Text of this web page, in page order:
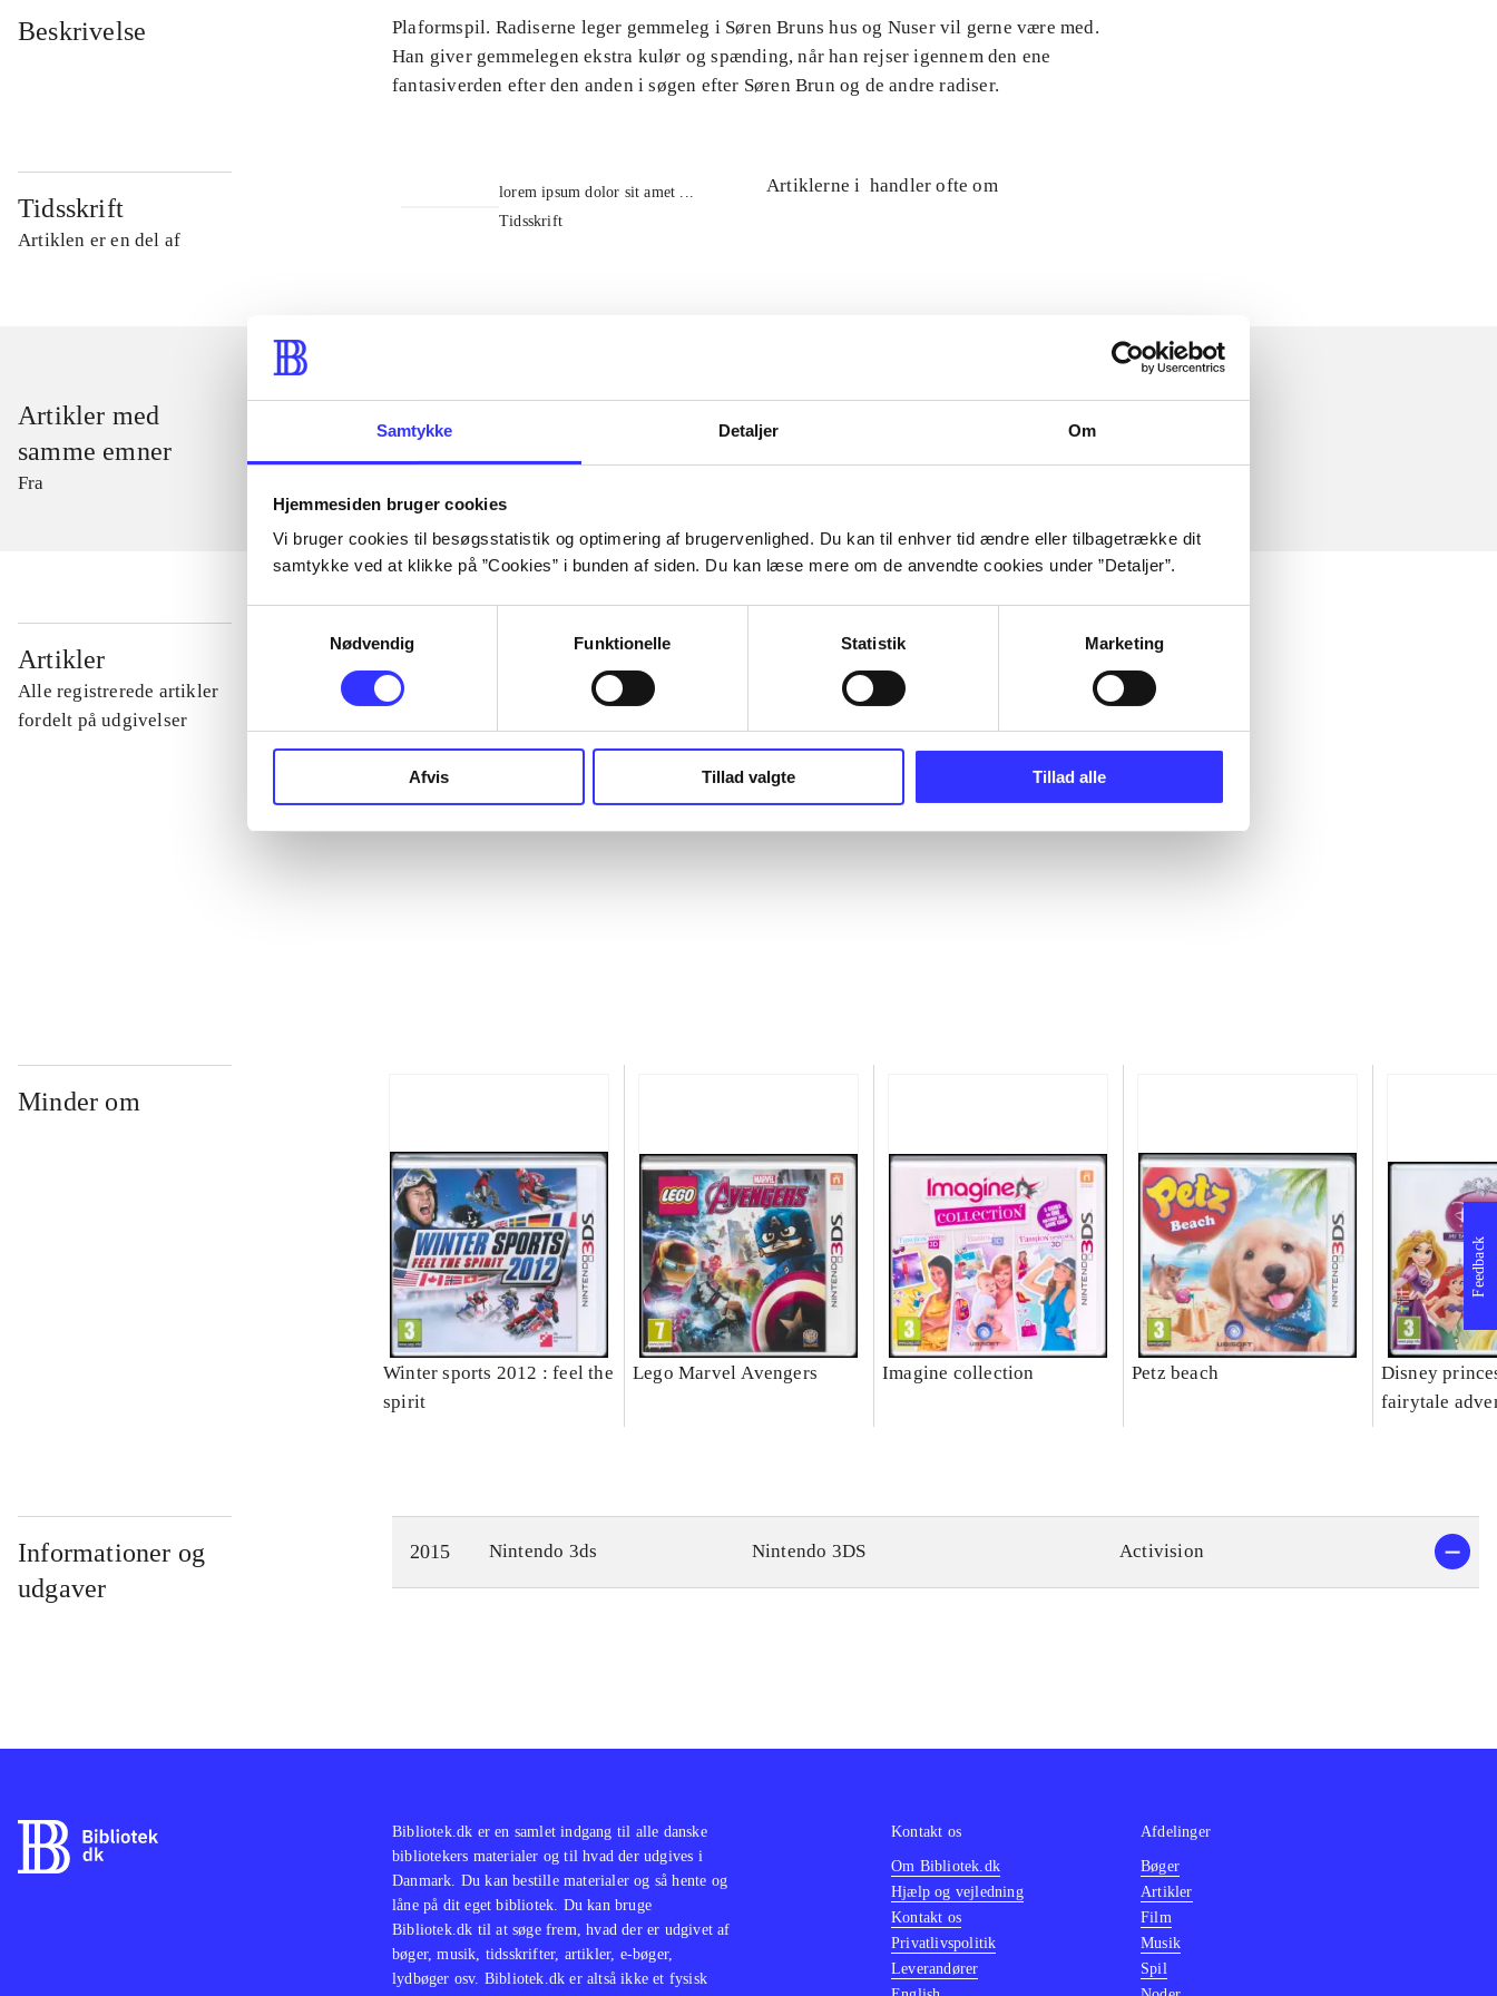
Samtykke Detaljer Om
Hjemmesiden bruger cookies
Vi bruger cookies til besøgsstatistik og optimering af brugervenlighed. Du kan til enhver tid ændre eller tilbagetrække dit
samtykke ved at klikke på ”Cookies” i bunden af siden. Du kan læse mere om de anvendte cookies under ”Detaljer”.
Nødvendig
Funktionelle Statistik Marketing
Afvis Tillad valgte Tillad alle
Beskrivelse
Plaformspil. Radiserne leger gemmeleg i Søren Bruns hus og Nuser vil gerne være med.
Han giver gemmelegen ekstra kulør og spænding, når han rejser igennem den ene
fantasiverden efter den anden i søgen efter Søren Brun og de andre radiser.
Tidsskrift
Artiklen er en del af
lorem ipsum dolor sit amet ...
Tidsskrift
Artiklerne i handler ofte om
Artikler med
samme emner
Fra
Artikler
Alle registrerede artikler
fordelt på udgivelser
...
Minder om
Winter sports 2012 : feel the
spirit
Lego Marvel Avengers Imagine collection Petz beach
Disney
fairytale
Informationer og
udgaver
2015 Nintendo 3ds Nintendo 3DS Activision
Feedback
Bibliotek.dk er en samlet indgang til alle danske
bibliotekers materialer og til hvad der udgives i
Danmark. Du kan bestille materialer og så hente og
låne på dit eget bibliotek. Du kan bruge
Bibliotek.dk til at søge frem, hvad der er udgivet af
bøger, musik, tidsskrifter, artikler, e-bøger,
lydbøger osv. Bibliotek.dk er altså ikke et fysisk
Kontakt os
Om Bibliotek.dk
Hjælp og vejledning
Kontakt os
Privatlivspolitik
Leverandører
Afdelinger
Bøger
Artikler
Film
Musik
Spil